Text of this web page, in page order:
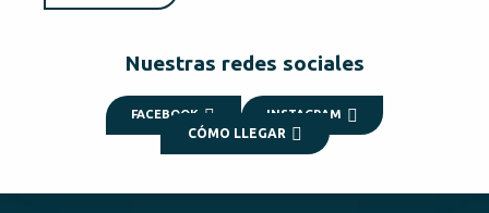
Nuestras redes sociales
FACEBOOK INSTAGRAM
CÓMO LLEGAR